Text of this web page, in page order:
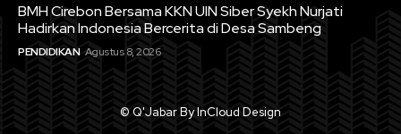
BMH Cirebon Bersama KKN UIN Siber Syekh Nurjati
Hadirkan Indonesia Bercerita di Desa Sambeng
PENDIDIKAN Agustus 8, 2026
© Q'Jabar By InCloud Design